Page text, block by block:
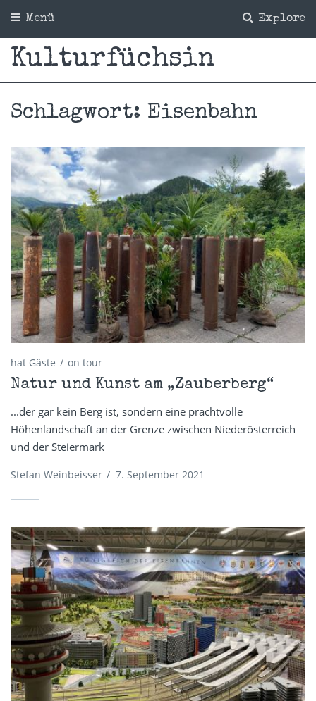
Explore
Menü
Kulturfüchsin
Schlagwort: Eisenbahn
hat Gäste on tour
Natur und Kunst am „Zauberberg“
...der gar kein Berg ist, sondern eine prachtvolle
Höhenlandschaft an der Grenze zwischen Niederösterreich
und der Steiermark
Stefan Weinbeisser / 7. September 2021